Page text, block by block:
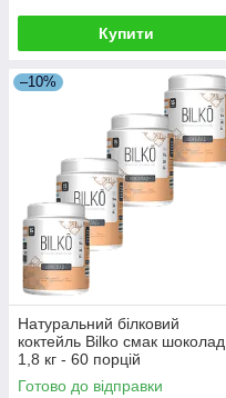
Купити
–10%
Натуральний білковий
коктейль Bilko смак шоколад
1,8 кг - 60 порцій
Готово до відправки